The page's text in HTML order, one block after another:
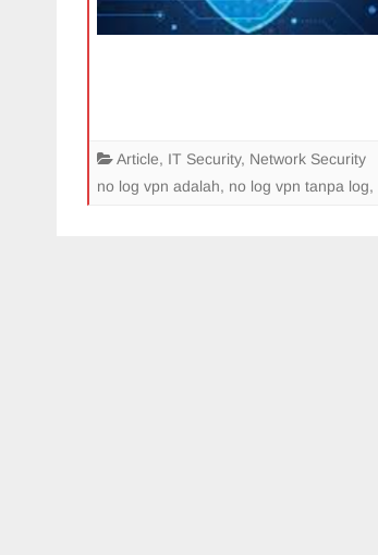
Article, IT Security, Network Security
no log vpn adalah, no log vpn tanpa log,